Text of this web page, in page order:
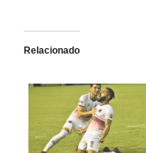
Relacionado